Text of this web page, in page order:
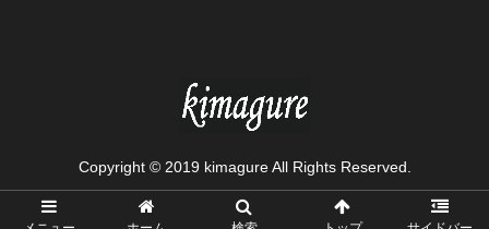
Copyright © 2019 kimagure All Rights Reserved.